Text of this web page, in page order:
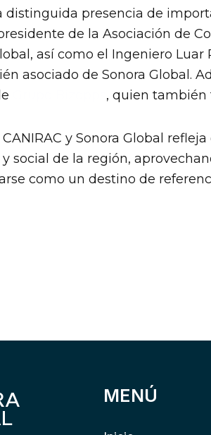
distinguida presencia de
de la Asociación de
así como el Ingeniero
asociado de Sonora Global.
, quien también
y Sonora Global
social de la región,
como un destino de
MENÚ